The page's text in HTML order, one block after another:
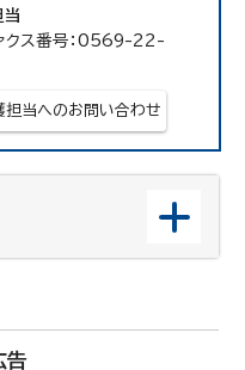
ス番号：0569-22-
当へのお問い合わせ
告